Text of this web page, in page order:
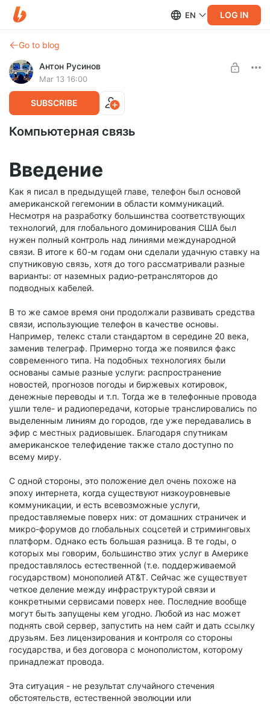
EN LOG IN
Go to blog
Антон Русинов
Mar 13 16:00
SUBSCRIBE
Компьютерная связь
Введение
Как я писал в предыдущей главе, телефон был основой
американской гегемонии в области коммуникаций.
Несмотря на разработку большинства соответствующих
технологий, для глобального доминирования США был
нужен полный контроль над линиями международной
связи. В итоге к 60-м годам они сделали удачную ставку на
спутниковую связь, хотя до того рассматривали разные
варианты: от наземных радио-ретрансляторов до
подводных кабелей.
В то же самое время они продолжали развивать средства
связи, использующие телефон в качестве основы.
Например, телекс стали стандартом в середине 20 века,
заменив телеграф. Примерно тогда же появился факс
современного типа. На подобных технологиях были
основаны самые разные услуги: распространение
новостей, прогнозов погоды и биржевых котировок,
денежные переводы и т.п. Тогда же в телефонные провода
ушли теле- и радиопередачи, которые транслировались по
выделенным линиям до городов, где уже передавались в
эфир с местных радиовышек. Благодаря спутникам
американское телефидение также стало доступно по
всему миру.
С одной стороны, это положение дел очень похоже на
эпоху интернета, когда существуют низкоуровневые
коммуникации, и есть всевозможные услуги,
предоставляемые поверх них: от домашних страничек и
микро-форумов до глобальных соцсетей и стриминговых
платформ. Однако есть большая разница. В те годы, о
которых мы говорим, большинство этих услуг в Америке
предоставлялось естественной (т.е. поддерживаемой
государством) монополией AT&T. Сейчас же существует
четкое деление между инфраструктурой связи и
конкретными сервисами поверх нее. Последние вообще
могут быть запущены кем угодно. Любой из нас может
поднять свой сервер, запустить на нем сайт и дать ссылку
друзьям. Без лицензирования и контроля со стороны
государства, и без договора с монополистом, которому
принадлежат провода.
Эта ситуация - не результат случайного стечения
обстоятельств, естественной эволюции или